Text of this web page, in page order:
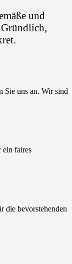
und
Sie uns an. Wir sind
ein faires
die bevorstehenden